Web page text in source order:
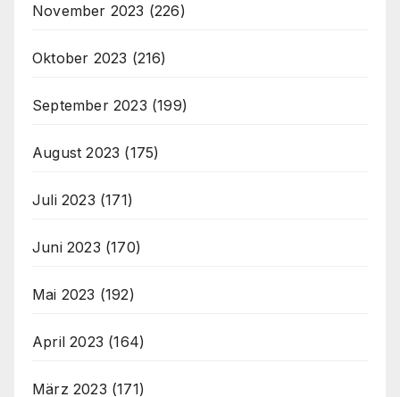
November 2023 (226)
Oktober 2023 (216)
September 2023 (199)
August 2023 (175)
Juli 2023 (171)
Juni 2023 (170)
Mai 2023 (192)
April 2023 (164)
März 2023 (171)